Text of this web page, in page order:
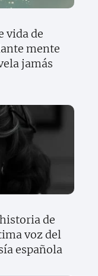
vida de
mente
jamás
de
voz del
española